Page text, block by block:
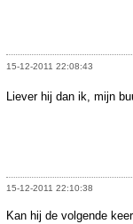
15-12-2011 22:08:43
Liever hij dan ik, mijn
15-12-2011 22:10:38
Kan hij de volgende